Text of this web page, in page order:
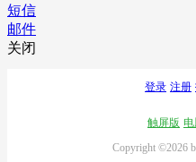
短信
邮件
关闭
登录 注册
触屏版 电
Copyright ©2026